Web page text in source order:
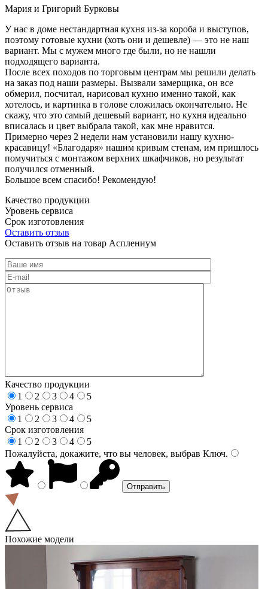
Мария и Григорий Бурковы
У нас в доме нестандартная кухня из-за короба и выступов,
поэтому готовые кухни (хоть они и дешевле) — это не наш
вариант. Мы с мужем много где были, но не нашли
подходящего варианта.
После всех походов по торговым центрам мы решили делать
на заказ под наши размеры. Вызвали замерщика, он все
обмерил, посчитал, нарисовал кухню именно такой, как
хотелось, и картинка в голове сложилась окончательно. Не
скажу, что это самый дешевый вариант, но кухня идеально
вписалась и цвет выбрала такой, как мне нравится.
Примерно через 2 недели нам установили нашу кухню-
красавицу! «Благодаря» нашим кривым стенам, им пришлось
помучиться с монтажом верхних шкафчиков, но результат
получился отменный.
Большое всем спасибо! Рекомендую!
Качество продукции
Уровень сервиса
Срок изготовления
Оставить отзыв
Оставить отзыв на товар Асплениум
Качество продукции
1
2 3 4
5
Уровень сервиса
1
2 3 4
5
Срок изготовления
1
2 3 4
5
Пожалуйста, докажите, что вы человек, выбрав Ключ.
Похожие модели